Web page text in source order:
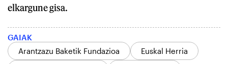
elkargune gisa.
GAIAK
Arantzazu Baketik Fundazioa
Euskal Herria